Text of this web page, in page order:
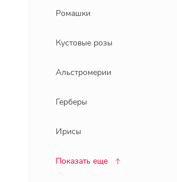
Ромашки
Кустовые розы
Альстромерии
Герберы
Ирисы
Показать еще